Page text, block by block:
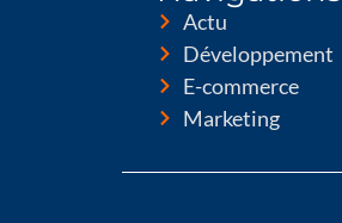
Actu
Développement
E-commerce
Marketing